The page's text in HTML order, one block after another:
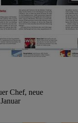
Chef, neue